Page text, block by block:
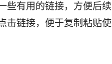
些有用的链接，方便后续
击链接，便于复制粘贴使